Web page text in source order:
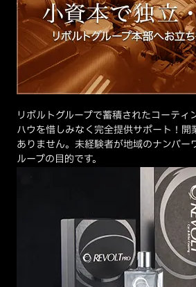
リボルトグループで蓄積されたコーティ
ハウを惜しみなく完全提供サポート！開
ありません。未経験者が地域のナンバー
ループの目的です。